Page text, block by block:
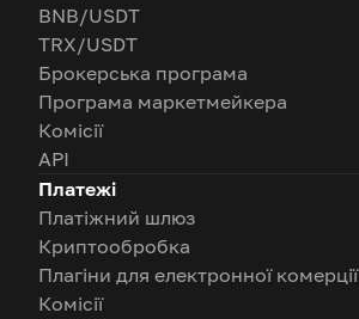
BNB/USDT
TRX/USDT
Брокерська програма
Програма маркетмейкера
Комісії
API
Платежі
Платіжний шлюз
Криптообробка
Плагіни для електронної комерції
Комісії